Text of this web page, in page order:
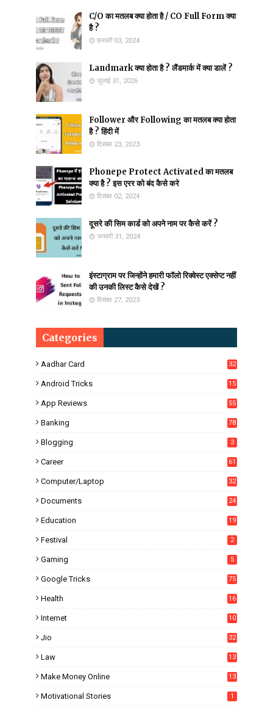
C/O का मतलब क्या होता है / CO Full Form क्या
है ?
फ़रवरी 03, 2024
Landmark क्या होता है ? लैंडमार्क में क्या डालें ?
जुलाई 31, 2026
Follower और Following का मतलब क्या होता
है ? हिंदी में
दिसंबर 23, 2023
Phonepe Protect Activated का मतलब
क्या है ? इस एरर को बंद कैसे करे
दिसंबर 02, 2024
दूसरे की सिम कार्ड को अपने नाम पर कैसे करें ?
जनवरी 31, 2024
इंस्टाग्राम पर जिन्होंने हमारी फॉलो रिक्वेस्ट एक्सेप्ट नहीं
की उनकी लिस्ट कैसे देखें ?
दिसंबर 27, 2023
Categories
Aadhar Card 32
Android Tricks
15
App Reviews 55
Banking 78
Blogging 3
Career 61
Computer/Laptop 32
Documents 24
Education
19
Festival 2
Gaming 5
Google Tricks 75
Health 16
Internet
10
Jio 32
Law 13
Make Money Online 13
Motivational Stories 1